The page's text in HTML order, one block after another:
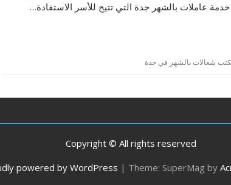
عاملات بالشهر جدة التي تتيح للأسر الاستفادة…
شغالات بالشهر في جدة
Copyright © All rights reserved
powered by WordPress | Theme: SuperMag by